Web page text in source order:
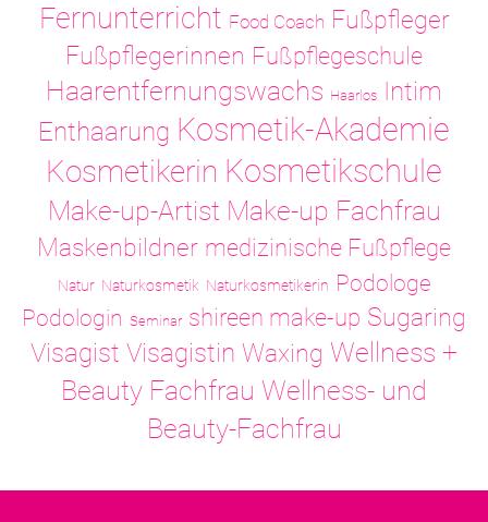
Fernunterricht Food Coach Fußpfleger
Fußpflegerinnen Fußpflegeschule
Haarentfernungswachs Haarlos Intim
Enthaarung Kosmetik-Akademie
Kosmetikerin Kosmetikschule
Make-up-Artist Make-up Fachfrau
Maskenbildner medizinische Fußpflege
Natur Naturkosmetik Naturkosmetikerin Podologe
Podologin Seminar shireen make-up Sugaring
Visagist Visagistin Waxing Wellness +
Beauty Fachfrau Wellness- und
Beauty-Fachfrau